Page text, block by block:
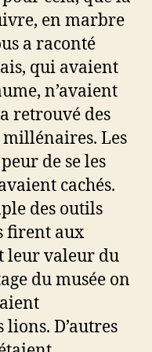
en marbre
a raconté
qui avaient
n’avaient
retrouvé des
Les
de se les
cachés.
des outils
firent aux
leur valeur du
du musée on
D’autres